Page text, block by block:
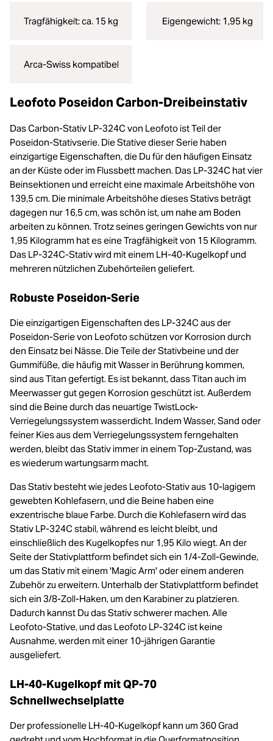
Tragfähigkeit: ca. 15 kg Eigengewicht: 1,95 kg
Arca-Swiss kompatibel
Leofoto Poseidon Carbon-Dreibeinstativ
Das Carbon-Stativ LP-324C von Leofoto ist Teil der
Poseidon-Stativserie. Die Stative dieser Serie haben
einzigartige Eigenschaften, die Du für den häufigen Einsatz
an der Küste oder im Flussbett machen. Das LP-324C hat vier
Beinsektionen und erreicht eine maximale Arbeitshöhe von
139,5 cm. Die minimale Arbeitshöhe dieses Stativs beträgt
dagegen nur 16,5 cm, was schön ist, um nahe am Boden
arbeiten zu können. Trotz seines geringen Gewichts von nur
1,95 Kilogramm hat es eine Tragfähigkeit von 15 Kilogramm.
Das LP-324C-Stativ wird mit einem LH-40-Kugelkopf und
mehreren nützlichen Zubehörteilen geliefert.
Robuste Poseidon-Serie
Die einzigartigen Eigenschaften des LP-324C aus der
Poseidon-Serie von Leofoto schützen vor Korrosion durch
den Einsatz bei Nässe. Die Teile der Stativbeine und der
Gummifüße, die häufig mit Wasser in Berührung kommen,
sind aus Titan gefertigt. Es ist bekannt, dass Titan auch im
Meerwasser gut gegen Korrosion geschützt ist. Außerdem
sind die Beine durch das neuartige TwistLock-
Verriegelungssystem wasserdicht. Indem Wasser, Sand oder
feiner Kies aus dem Verriegelungssystem ferngehalten
werden, bleibt das Stativ immer in einem Top-Zustand, was
es wiederum wartungsarm macht.
Das Stativ besteht wie jedes Leofoto-Stativ aus 10-lagigem
gewebten Kohlefasern, und die Beine haben eine
exzentrische blaue Farbe. Durch die Kohlefasern wird das
Stativ LP-324C stabil, während es leicht bleibt, und
einschließlich des Kugelkopfes nur 1,95 Kilo wiegt. An der
Seite der Stativplattform befindet sich ein 1/4-Zoll-Gewinde,
um das Stativ mit einem 'Magic Arm' oder einem anderen
Zubehör zu erweitern. Unterhalb der Stativplattform befindet
sich ein 3/8-Zoll-Haken, um den Karabiner zu platzieren.
Dadurch kannst Du das Stativ schwerer machen. Alle
Leofoto-Stative, und das Leofoto LP-324C ist keine
Ausnahme, werden mit einer 10-jährigen Garantie
ausgeliefert.
LH-40-Kugelkopf mit QP-70
Schnellwechselplatte
Der professionelle LH-40-Kugelkopf kann um 360 Grad